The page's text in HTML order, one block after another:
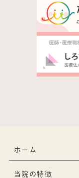
ホーム
当院の特徴